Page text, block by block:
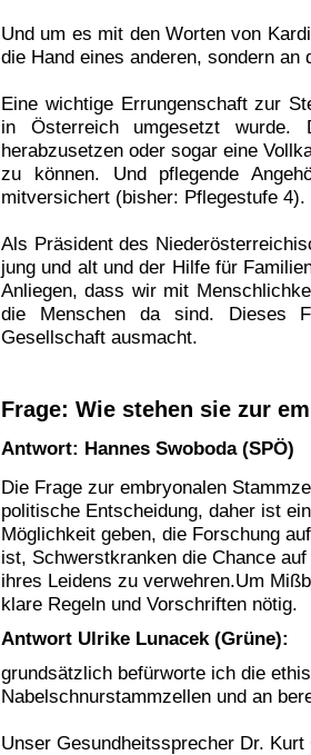
Und um es mit den Worten von
die Hand eines anderen, sondern
Eine wichtige Errungenschaft zur
in Österreich umgesetzt wurde.
herabzusetzen oder sogar eine
zu können. Und pflegende
mitversichert (bisher: Pflegestufe 4).
Als Präsident des
jung und alt und der Hilfe für
Anliegen, dass wir mit
die Menschen da sind. Dieses
Gesellschaft ausmacht.
Frage: Wie stehen sie zur
Antwort: Hannes Swoboda (SPÖ)
Die Frage zur embryonalen
politische Entscheidung, daher ist
Möglichkeit geben, die Forschung
ist, Schwerstkranken die Chance
ihres Leidens zu verwehren.Um
klare Regeln und Vorschriften nötig.
Antwort Ulrike Lunacek (Grüne):
grundsätzlich befürworte ich die
Nabelschnurstammzellen und an
Unser Gesundheitssprecher Dr.